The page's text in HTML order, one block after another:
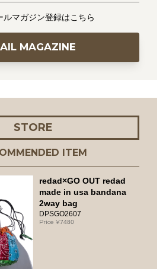
ルマガジン登録はこちら
MAGAZINE
STORE
ITEM
redad×GO OUT redad
made in usa bandana
2way bag
DPSGO2607
7480